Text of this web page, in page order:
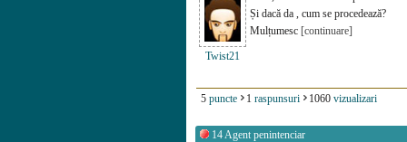
Twist21
Și dacă da , cum se procedează?
Mulțumesc [continuare]
5 puncte 1 raspunsuri 1060 vizualizari
14 Agent penintenciar